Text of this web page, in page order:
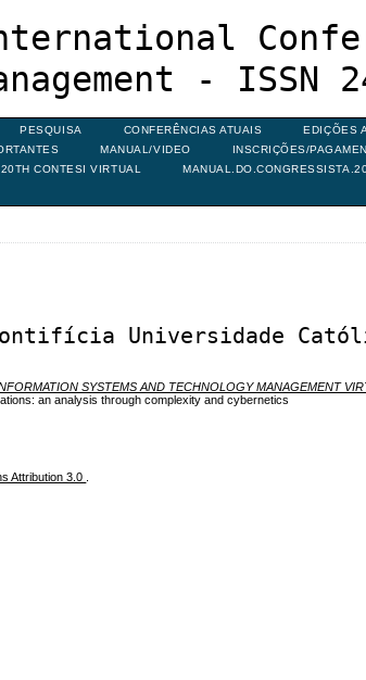
- ISSN
PESQUISA CONFERÊNCIAS ATUAIS EDIÇÕES
MANUAL/VIDEO
INSCRIÇÕES/
CONTESI VIRTUAL
Universidade
SYSTEMS AND TECHNOLOGY MANAGEMENT
an analysis through complexity and cybernetics
Attribution 3.0